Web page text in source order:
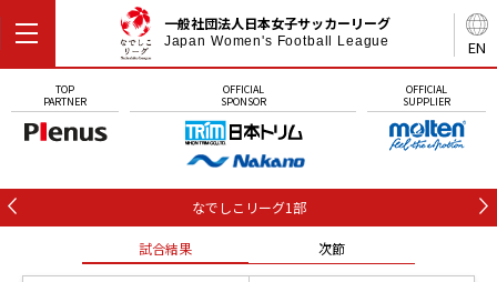
EN
一般社団法人日本女子サッカーリーグ
Japan Women's Football League
TOP
PARTNER
OFFICIAL
SPONSOR
OFFICIAL
SUPPLIER
なでしこリーグ1部
試合結果 次節